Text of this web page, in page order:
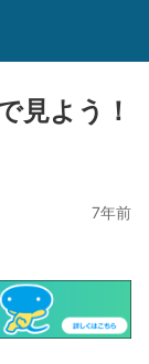
見よう！
7年前